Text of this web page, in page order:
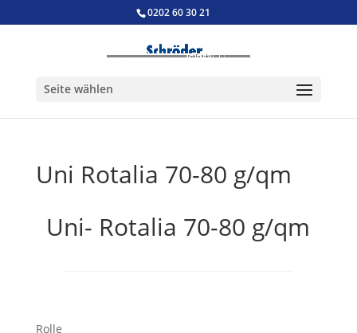
0202 60 30 21
Seite wählen
Uni Rotalia 70-80 g/qm
Uni- Rotalia 70-80 g/qm
Rolle